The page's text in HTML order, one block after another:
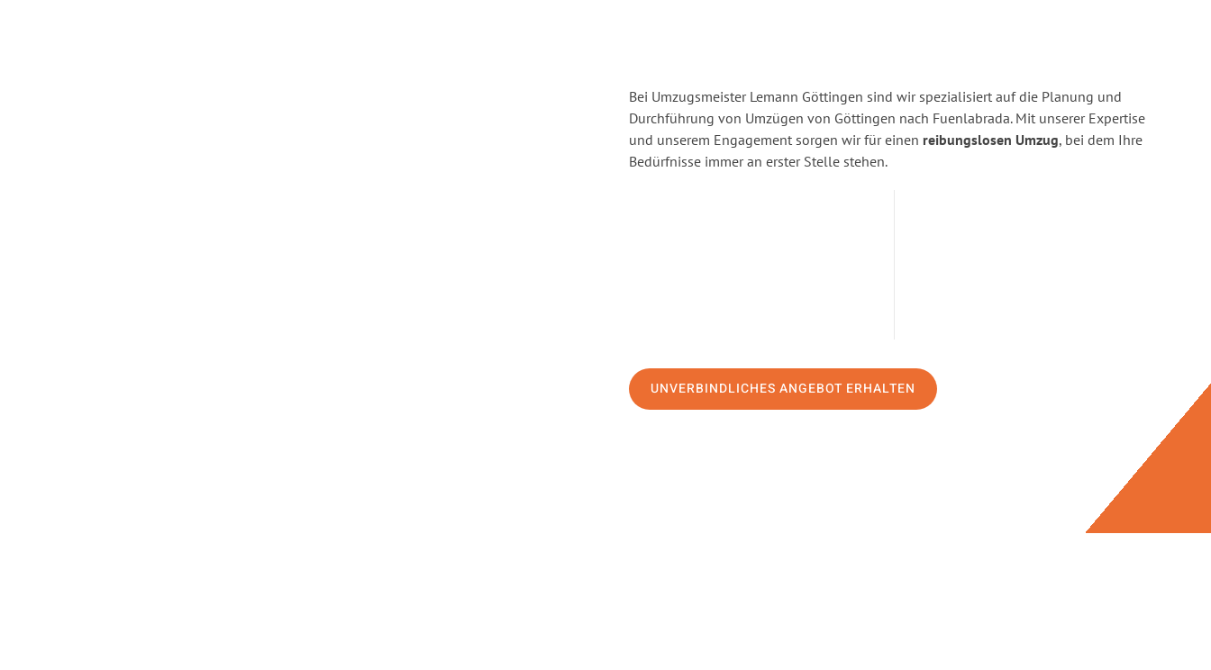
Bei Umzugsmeister Lemann Göttingen sind wir spezialisiert auf die Planung und
Durchführung von Umzügen von Göttingen nach Fuenlabrada. Mit unserer Expertise
und unserem Engagement sorgen wir für einen reibungslosen Umzug, bei dem Ihre
Bedürfnisse immer an erster Stelle stehen.
UNVERBINDLICHES ANGEBOT ERHALTEN